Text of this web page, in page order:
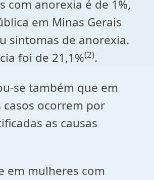
com anorexia é de 1%,
em Minas Gerais
sintomas de anorexia.
foi de 21,1%(2).
se também que em
casos ocorrem por
as causas
em mulheres com